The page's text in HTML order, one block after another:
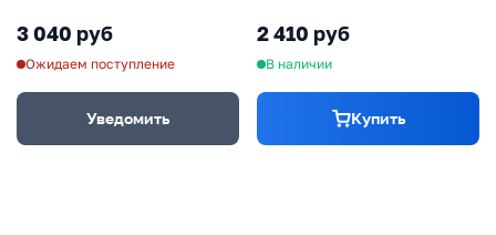
3 040 руб
Ожидаем поступление
Уведомить
2 410 руб
В наличии
Купить